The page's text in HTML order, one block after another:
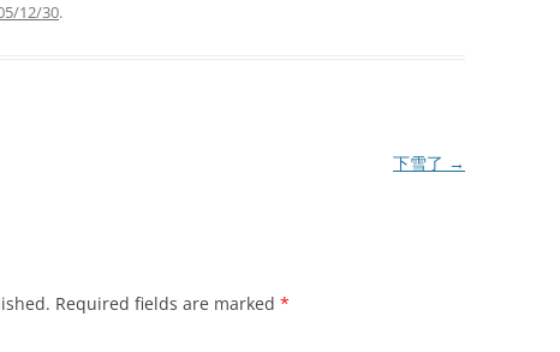
12/30.
下雪了 →
Required fields are marked *